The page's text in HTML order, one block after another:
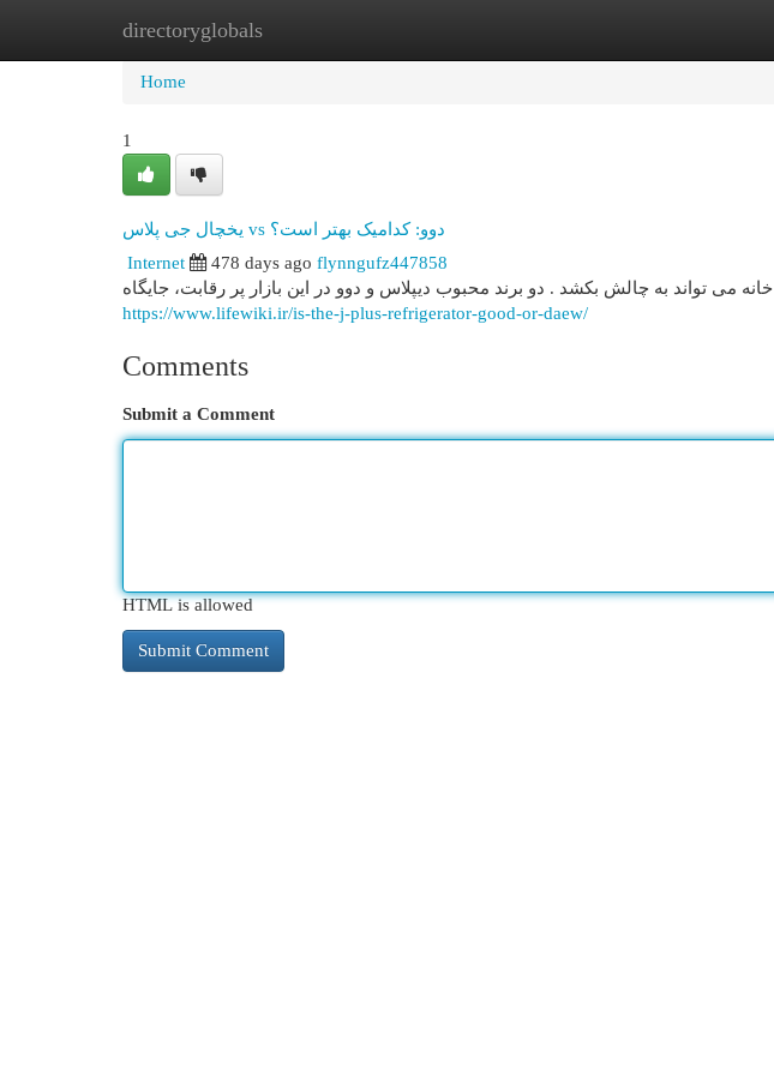
directoryglobals
Home New Site Listings
Home
1
یخچال جی پلاس vs دوو: کدامیک بهتر است؟
Internet
478 days ago flynngufz447858
می تواند به چالش بکشد . دو برند محبوب دیپلاس و دوو در این بازار پر رقابت، جایگاه
https://www.lifewiki.ir/is-the-j-plus-refrigerator-good-or-daew/
Comments
Submit a Comment
HTML is allowed